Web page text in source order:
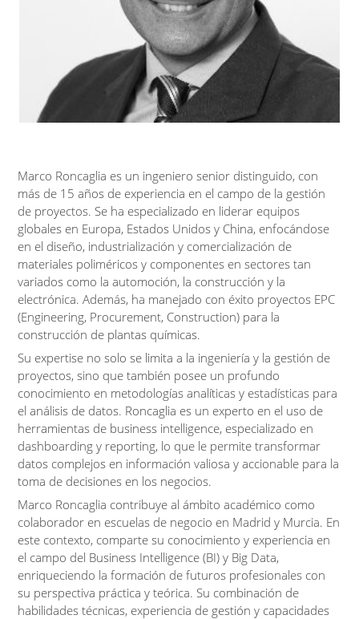
Marco Roncaglia es un ingeniero senior distinguido, con
más de 15 años de experiencia en el campo de la gestión
de proyectos. Se ha especializado en liderar equipos
globales en Europa, Estados Unidos y China, enfocándose
en el diseño, industrialización y comercialización de
materiales poliméricos y componentes en sectores tan
variados como la automoción, la construcción y la
electrónica. Además, ha manejado con éxito proyectos EPC
(Engineering, Procurement, Construction) para la
construcción de plantas químicas.
Su expertise no solo se limita a la ingeniería y la gestión de
proyectos, sino que también posee un profundo
conocimiento en metodologías analíticas y estadísticas para
el análisis de datos. Roncaglia es un experto en el uso de
herramientas de business intelligence, especializado en
dashboarding y reporting, lo que le permite transformar
datos complejos en información valiosa y accionable para la
toma de decisiones en los negocios.
Marco Roncaglia contribuye al ámbito académico como
colaborador en escuelas de negocio en Madrid y Murcia. En
este contexto, comparte su conocimiento y experiencia en
el campo del Business Intelligence (BI) y Big Data,
enriqueciendo la formación de futuros profesionales con
su perspectiva práctica y teórica. Su combinación de
habilidades técnicas, experiencia de gestión y capacidades